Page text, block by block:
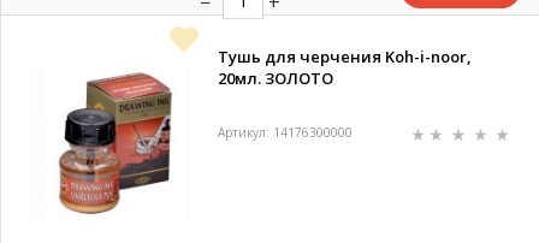
Тушь для черчения Koh-i-noor,
20мл. ЗОЛОТО
Артикул: 14176300000